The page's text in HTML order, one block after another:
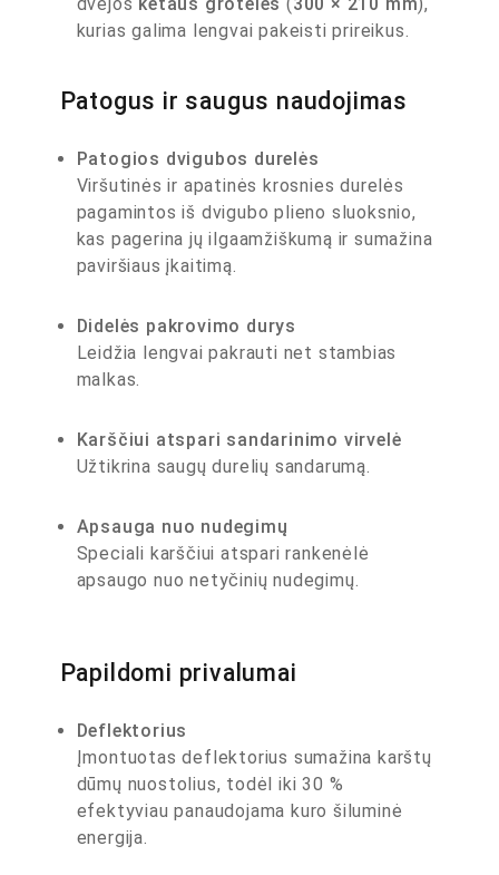
kurias galima lengvai pakeisti prireikus.
Patogus ir saugus naudojimas
Patogios dvigubos durelės
Viršutinės ir apatinės krosnies durelės
pagamintos iš dvigubo plieno sluoksnio,
kas pagerina jų ilgaamžiškumą ir sumažina
paviršiaus įkaitimą.
Didelės pakrovimo durys
Leidžia lengvai pakrauti net stambias
malkas.
Karščiui atspari sandarinimo virvelė
Užtikrina saugų durelių sandarumą.
Apsauga nuo nudegimų
Speciali karščiui atspari rankenėlė
apsaugo nuo netyčinių nudegimų.
Papildomi privalumai
Deflektorius
Įmontuotas deflektorius sumažina karštų
dūmų nuostolius, todėl iki 30 %
efektyviau panaudojama kuro šiluminė
energija.